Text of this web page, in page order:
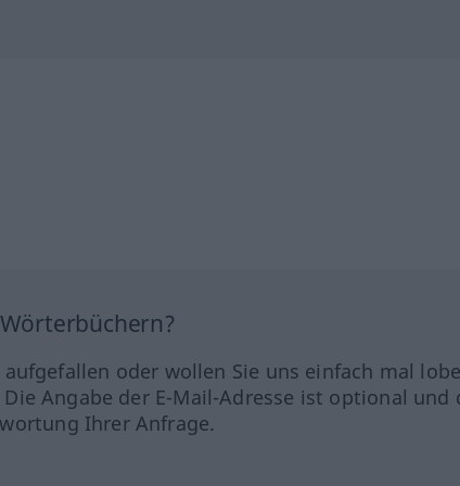
oder wollen Sie uns einfach mal
Angabe der E-Mail-Adresse ist optional und
Ihrer Anfrage.